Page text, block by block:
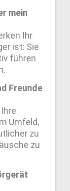
mein
Ihr
ist: Sie
führen
Freunde
Umfeld,
zu
zu